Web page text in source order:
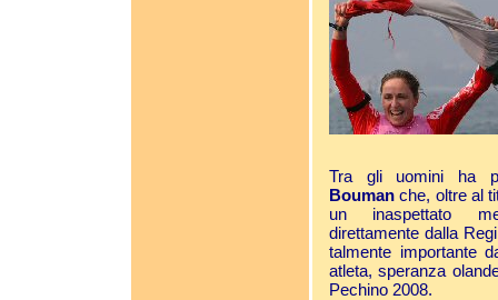
Tra gli uomini ha
Bouman che, oltre al
un inaspettato
direttamente dalla
talmente importante
atleta, speranza
Pechino 2008.